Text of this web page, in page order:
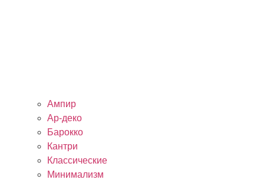
Ампир
Ар-деко
Барокко
Кантри
Классические
Минимализм